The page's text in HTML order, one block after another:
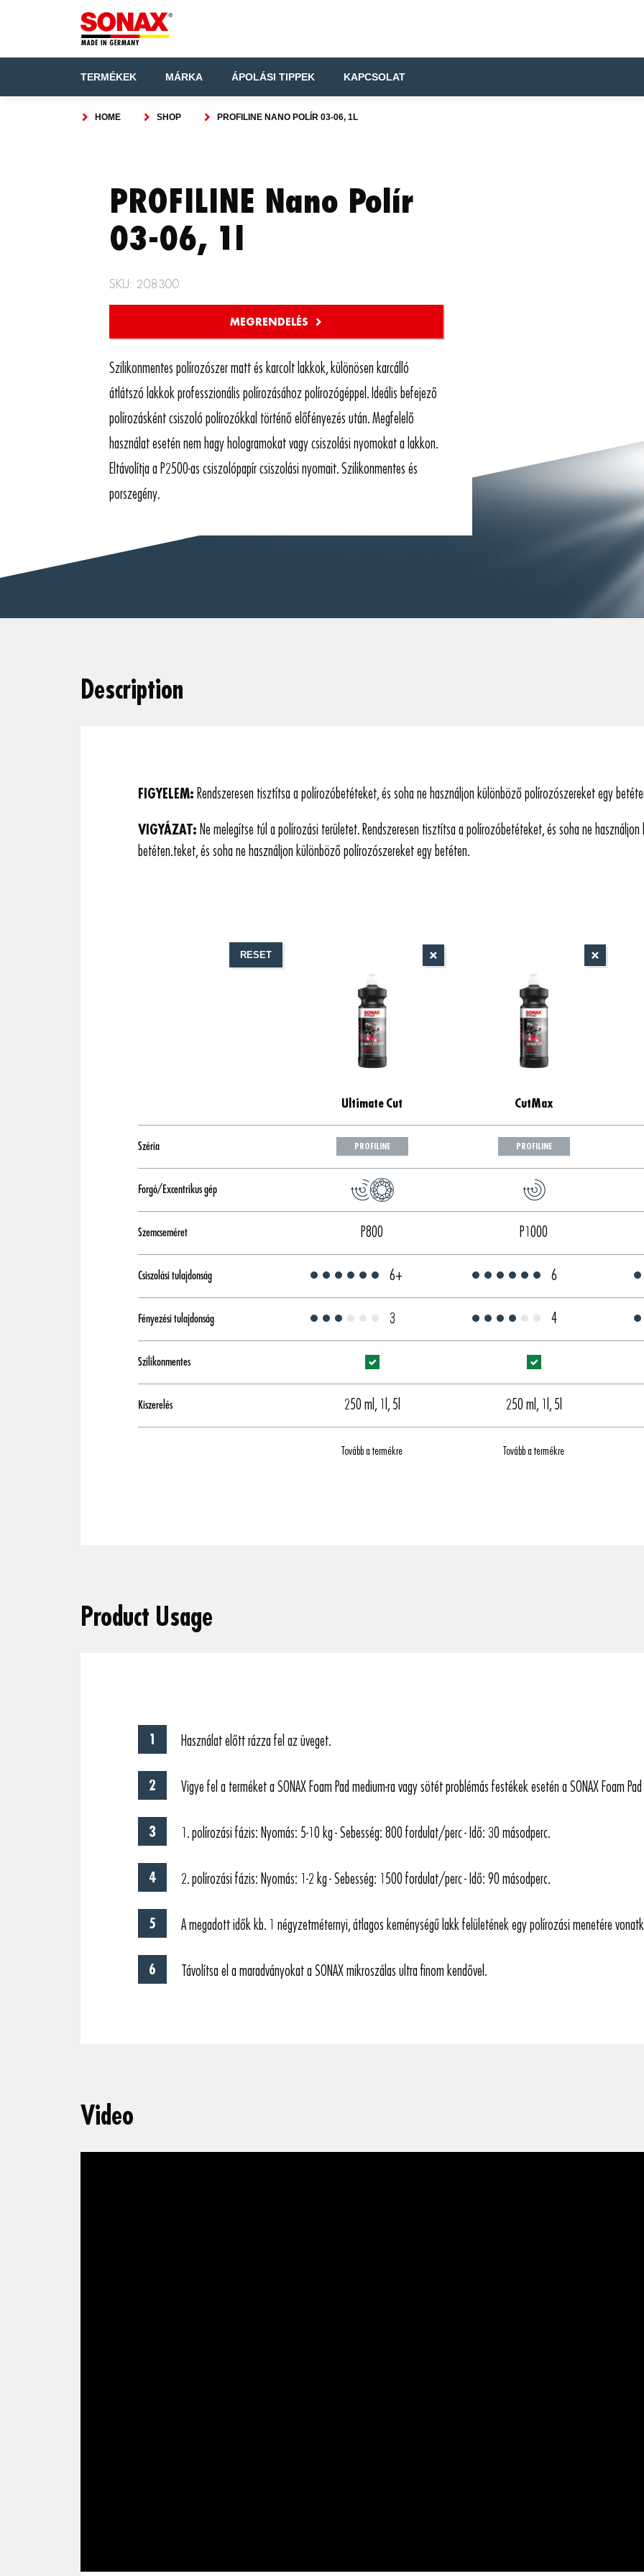
TERMÉKEK MÁRKA ÁPOLÁSI TIPPEK KAPCSOLAT
HOME SHOP PROFILINE NANO POLÍR 03-06, 1L
PROFILINE Nano Polír
03-06, 1l
SKU: 208300
Szilikonmentes polírozószer matt és karcolt lakkok, különösen karcálló
átlátszó lakkok professzionális polírozásához polírozógéppel. Ideális befejező
polírozásként csiszoló polírozókkal történő előfényezés után. Megfelelő
használat esetén nem hagy hologramokat vagy csiszolási nyomokat a lakkon.
Eltávolítja a P2500-as csiszolópapír csiszolási nyomait. Szilikonmentes és
porszegény.
Description
FIGYELEM: Rendszeresen tisztítsa a polírozóbetéteket, és soha ne használjon különböző polírozószereket egy
VIGYÁZAT: Ne melegítse túl a polírozási területet. Rendszeresen tisztítsa a polírozóbetéteket, és soha ne
betéten.teket, és soha ne használjon különböző polírozószereket egy betéten.
RESET
Széria
Forgó/Excentrikus gép
Szemcseméret
Csiszolási tulajdonság
Fényezési tulajdonság
Szilikonmentes
Kiszerelés
Ultimate Cut
PROFILINE
P800
6+
3
250 ml, 1l, 5l
Tovább a termékre
CutMax
PROFILINE
P1000
6
4
250 ml, 1l, 5l
Tovább a termékre
Product Usage
Használat előtt rázza fel az üveget.
Vigye fel a terméket a SONAX Foam Pad medium-ra vagy sötét problémás festékek esetén a SONAX Foam
1. polírozási fázis: Nyomás: 5-10 kg - Sebesség: 800 fordulat/perc - Idő: 30 másodperc.
2. polírozási fázis: Nyomás: 1-2 kg - Sebesség: 1500 fordulat/perc - Idő: 90 másodperc.
A megadott idők kb. 1 négyzetméternyi, átlagos keménységű lakk felületének egy polírozási menetére
Távolítsa el a maradványokat a SONAX mikroszálas ultra finom kendővel.
Video